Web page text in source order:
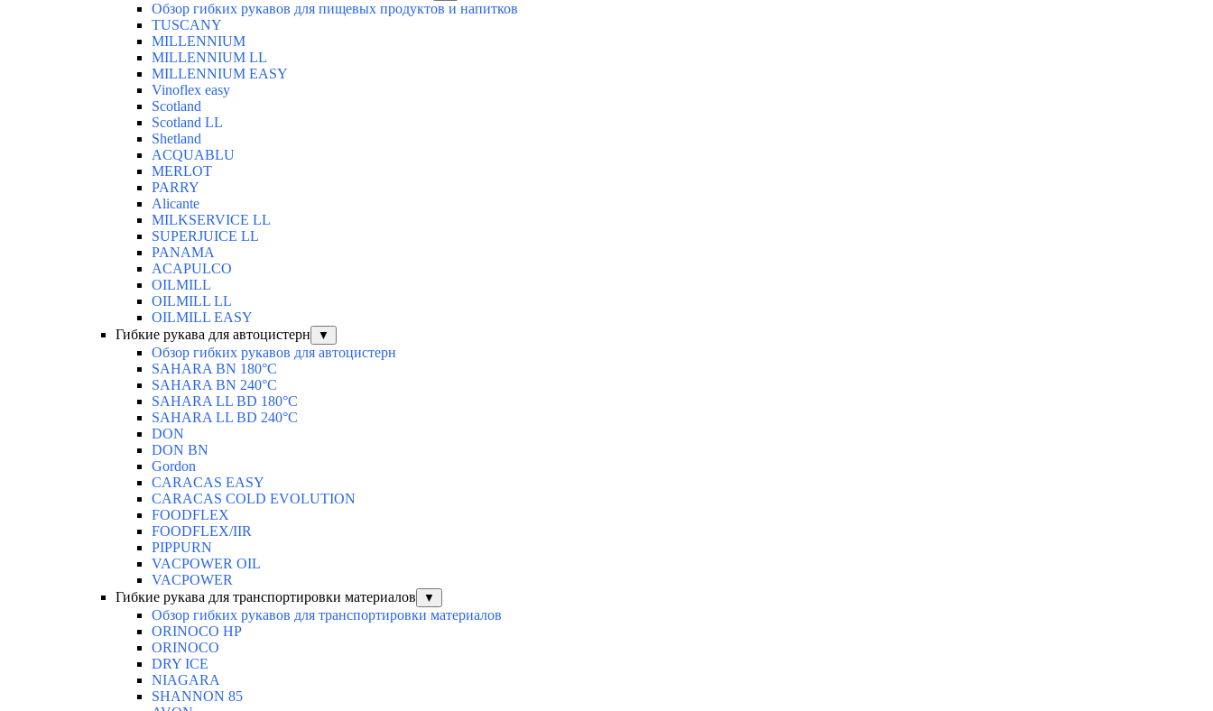
Обзор гибких рукавов для пищевых продуктов и напитков
TUSCANY
MILLENNIUM
MILLENNIUM LL
MILLENNIUM EASY
Vinoflex easy
Scotland
Scotland LL
Shetland
ACQUABLU
MERLOT
PARRY
Alicante
MILKSERVICE LL
SUPERJUICE LL
PANAMA
ACAPULCO
OILMILL
OILMILL LL
OILMILL EASY
Гибкие рукава для автоцистерн
▼
Обзор гибких рукавов для автоцистерн
SAHARA BN 180°C
SAHARA BN 240°C
SAHARA LL BD 180°C
SAHARA LL BD 240°C
DON
DON BN
Gordon
CARACAS EASY
CARACAS COLD EVOLUTION
FOODFLEX
FOODFLEX/IIR
PIPPURN
VACPOWER OIL
VACPOWER
Гибкие рукава для транспортировки материалов
▼
Обзор гибких рукавов для транспортировки материалов
ORINOCO HP
ORINOCO
DRY ICE
NIAGARA
SHANNON 85